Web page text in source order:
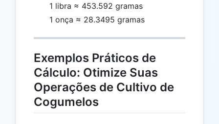
1 libra ≈ 453.592 gramas
1 onça ≈ 28.3495 gramas
Exemplos Práticos de
Cálculo: Otimize Suas
Operações de Cultivo de
Cogumelos